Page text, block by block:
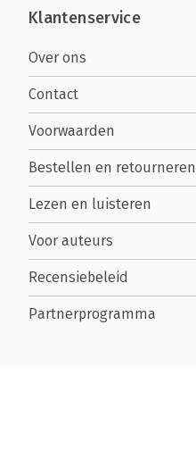
Klantenservice
Over ons
Contact
Voorwaarden
Bestellen en retourneren
Lezen en luisteren
Voor auteurs
Recensiebeleid
Partnerprogramma